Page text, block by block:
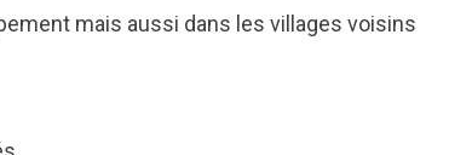
mais aussi dans les villages voisins